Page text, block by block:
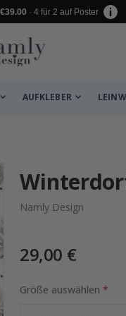
€39.00 · 4 für 2 auf Poster
AUFKLEBER
Namly Design
29,00 €
Größe auswählen